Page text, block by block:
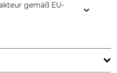
gemäß EU-